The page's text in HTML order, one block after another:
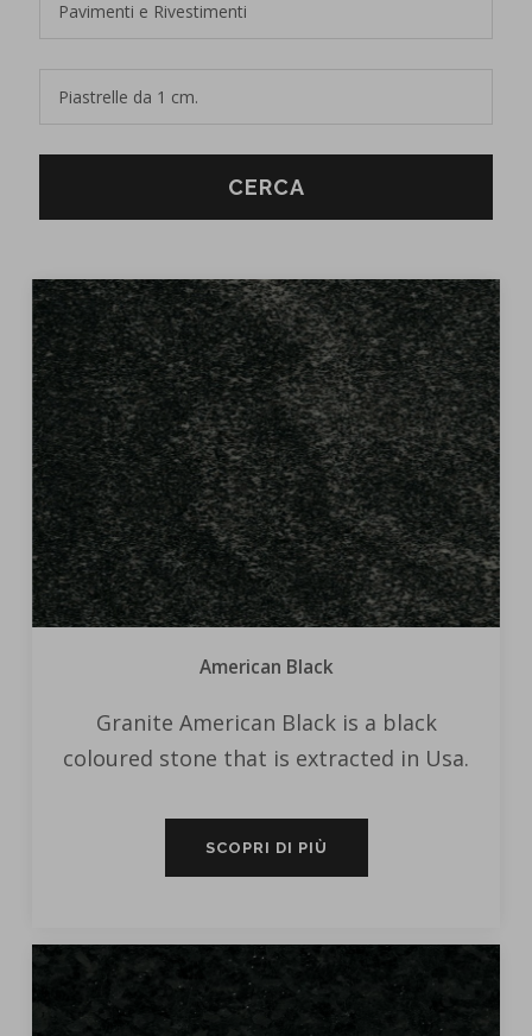
CERCA
American Black
Granite American Black is a black
coloured stone that is extracted in Usa.
SCOPRI DI PIÙ